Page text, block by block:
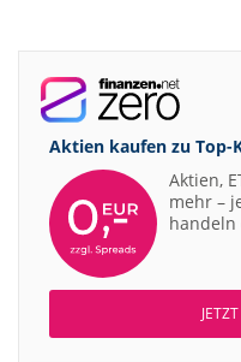
Aktien kaufen zu Top-
Aktien,
mehr –
handeln